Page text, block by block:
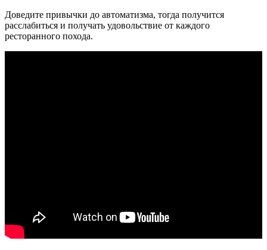
Доведите привычки до автоматизма, тогда получится
расслабиться и получать удовольствие от каждого
ресторанного похода.